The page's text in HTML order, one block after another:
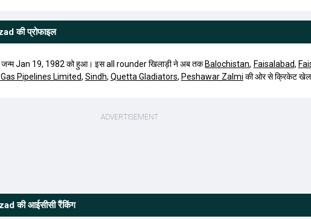
की प्रोफाइल
Jan 19, 1982 को हुआ। इस all rounder खिलाड़ी ने अब तक Balochistan, Faisalabad,
Pipelines Limited, Sindh, Quetta Gladiators, Peshawar Zalmi की ओर से क्रिकेट
की आईसीसी रैंकिंग